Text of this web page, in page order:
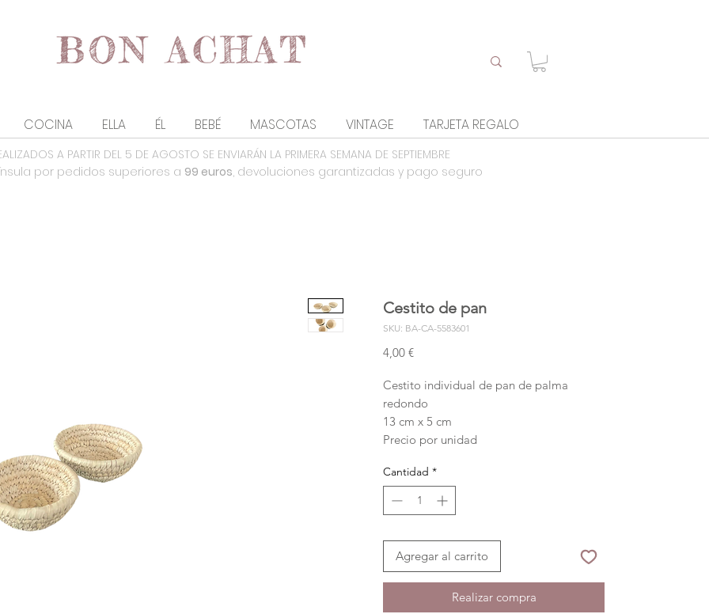
COCINA ELLA ÉL BEBÉ MASCOTAS VINTAGE TARJETA REGALO
A PARTIR DEL 5 DE AGOSTO SE ENVIARÁN LA PRIMERA SEMANA DE SEPTIEMBRE
por pedidos superiores a 99 euros, devoluciones garantizadas y pago seguro
Cestito de pan
SKU: BA-CA-5583601
4,00 €Precio
Cestito individual de pan de palma
redondo
13 cm x 5 cm
Precio por unidad
Cantidad *
Agregar al carrito
Realizar compra